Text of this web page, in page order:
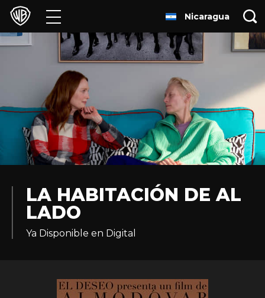
Películas
Series
Juegos y Aplicaciones
Franquicias
Colecciones
Experiencias
Nicaragua
LA HABITACIÓN DE AL
LADO
Ya Disponible en Digital